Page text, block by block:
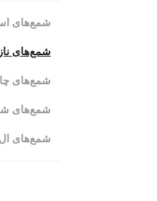
شمع‌های
شمع‌های
شمع‌های
شمع‌های
شمع‌های